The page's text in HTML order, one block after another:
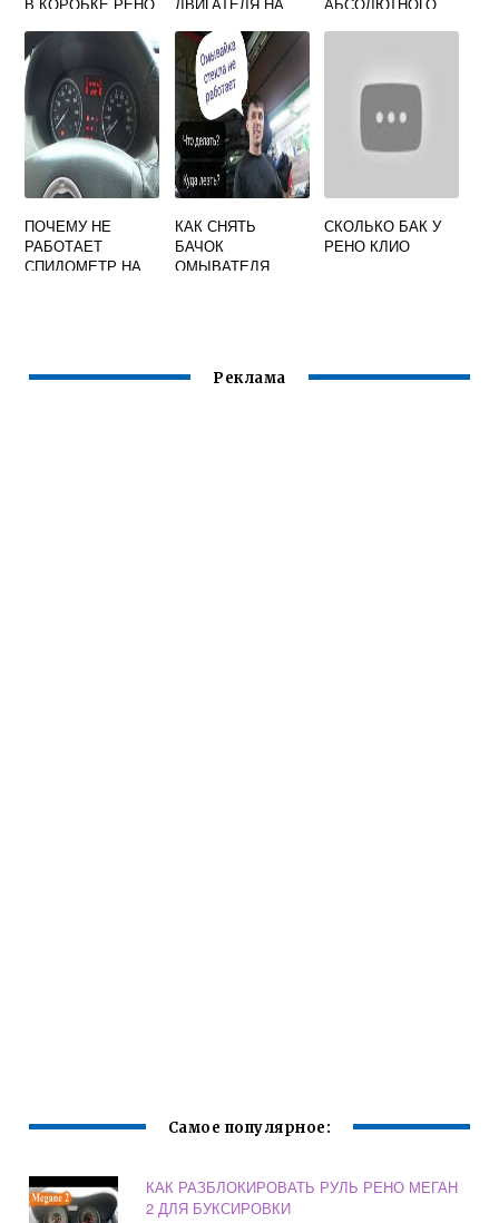
ПОЧЕМУ НЕ
РАБОТАЕТ
СПИДОМЕТР НА
КАК СНЯТЬ
БАЧОК
ОМЫВАТЕЛЯ
СКОЛЬКО БАК У
РЕНО КЛИО
Реклама
Самое популярное:
КАК РАЗБЛОКИРОВАТЬ РУЛЬ РЕНО МЕГАН
2 ДЛЯ БУКСИРОВКИ